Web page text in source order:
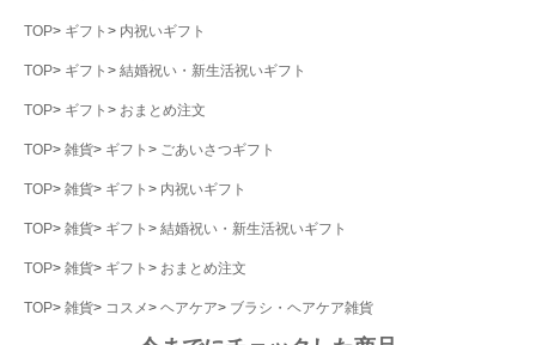
TOP ギフト 内祝いギフト
TOP ギフト 結婚祝い・新生活祝いギフト
TOP ギフト おまとめ注文
TOP 雑貨 ギフト ごあいさつギフト
TOP 雑貨 ギフト 内祝いギフト
TOP 雑貨 ギフト 結婚祝い・新生活祝いギフト
TOP 雑貨 ギフト おまとめ注文
TOP 雑貨 コスメ ヘアケア ブラシ・ヘアケア雑貨